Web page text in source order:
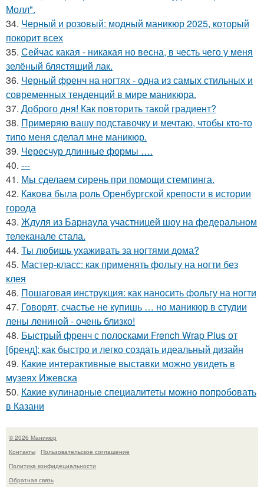
Молл".
34. Черный и розовый: модный маникюр 2025, который
покорит всех
35. Сейчас какая - никакая но весна, в честь чего у меня
зелёный блястящий лак.
36. Черный френч на ногтях - одна из самых стильных и
современных тенденций в мире маникюра.
37. Доброго дня! Как повторить такой градиент?
38. Примеряю вашу подставочку и мечтаю, чтобы кто-то
типо меня сделал мне маникюр.
39. Чересчур длинные формы ….
40. ---
41. Мы сделаем сирень при помощи стемпинга.
42. Какова была роль Оренбургской крепости в истории
города
43. Ждуля из Барнаула участницей шоу на федеральном
телеканале стала.
44. Ты любишь ухаживать за ногтями дома?
45. Мастер-класс: как применять фольгу на ногти без
клея
46. Пошаговая инструкция: как наносить фольгу на ногти
47. Говорят, счастье не купишь … но маникюр в студии
лены лениной - очень близко!
48. Быстрый френч с полосками French Wrap Plus от
[бренд]: как быстро и легко создать идеальный дизайн
49. Какие интерактивные выставки можно увидеть в
музеях Ижевска
50. Какие кулинарные специалитеты можно попробовать
в Казани
© 2026 Маникюр
Контакты
Пользовательское соглашение
Политика конфидециальности
Обратная связь